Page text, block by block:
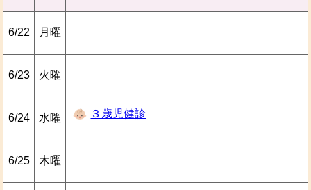
6/22 月曜
6/23 火曜
6/24 水曜 ３歳児健診
6/25 木曜